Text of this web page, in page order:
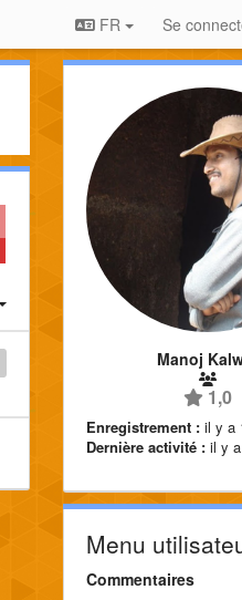
FR Se
Manoj
1,0
Enregistrement : il y a
Dernière activité : il y
Menu
Commentaires